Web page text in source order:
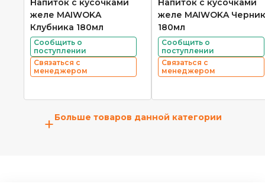
Напиток с кусочками
желе MAIWOKA
Клубника 180мл
Сообщить о
поступлении
Связаться с
менеджером
Напиток с кусочками
желе MAIWOKA
180мл
Сообщить о
поступлении
Связаться с
менеджером
+Больше товаров данной категории